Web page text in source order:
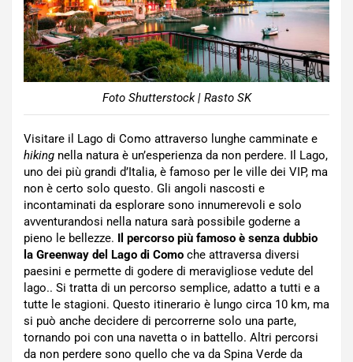
Foto Shutterstock | Rasto SK
Visitare il Lago di Como attraverso lunghe camminate e
hiking nella natura è un’esperienza da non perdere. Il Lago,
uno dei più grandi d’Italia, è famoso per le ville dei VIP, ma
non è certo solo questo. Gli angoli nascosti e
incontaminati da esplorare sono innumerevoli e solo
avventurandosi nella natura sarà possibile goderne a
pieno le bellezze. Il percorso più famoso è senza dubbio
la Greenway del Lago di Como che attraversa diversi
paesini e permette di godere di meravigliose vedute del
lago.. Si tratta di un percorso semplice, adatto a tutti e a
tutte le stagioni. Questo itinerario è lungo circa 10 km, ma
si può anche decidere di percorrerne solo una parte,
tornando poi con una navetta o in battello. Altri percorsi
da non perdere sono quello che va da Spina Verde da